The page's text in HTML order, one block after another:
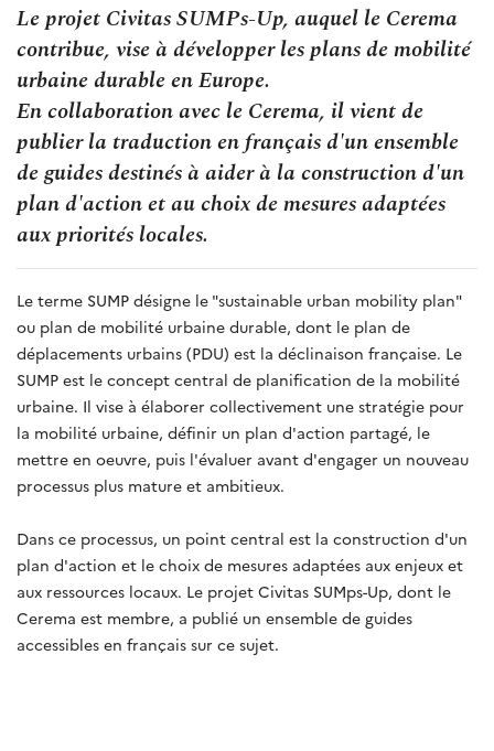
Le projet Civitas SUMPs-Up, auquel le Cerema
contribue, vise à développer les plans de mobilité
urbaine durable en Europe.
En collaboration avec le Cerema, il vient de
publier la traduction en français d'un ensemble
de guides destinés à aider à la construction d'un
plan d'action et au choix de mesures adaptées
aux priorités locales.
Le terme SUMP désigne le "sustainable urban mobility plan"
ou plan de mobilité urbaine durable, dont le plan de
déplacements urbains (PDU) est la déclinaison française. Le
SUMP est le concept central de planification de la mobilité
urbaine. Il vise à élaborer collectivement une stratégie pour
la mobilité urbaine, définir un plan d'action partagé, le
mettre en oeuvre, puis l'évaluer avant d'engager un nouveau
processus plus mature et ambitieux.
Dans ce processus, un point central est la construction d'un
plan d'action et le choix de mesures adaptées aux enjeux et
aux ressources locaux. Le projet Civitas SUMps-Up, dont le
Cerema est membre, a publié un ensemble de guides
accessibles en français sur ce sujet.